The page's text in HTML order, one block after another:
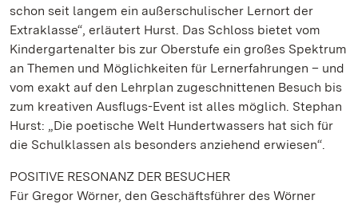
schon seit langem ein außerschulischer Lernort der
Extraklasse“, erläutert Hurst. Das Schloss bietet vom
Kindergartenalter bis zur Oberstufe ein großes Spektrum
an Themen und Möglichkeiten für Lernerfahrungen – und
vom exakt auf den Lehrplan zugeschnittenen Besuch bis
zum kreativen Ausflugs-Event ist alles möglich. Stephan
Hurst: „Die poetische Welt Hundertwassers hat sich für
die Schulklassen als besonders anziehend erwiesen“.
POSITIVE RESONANZ DER BESUCHER
Für Gregor Wörner, den Geschäftsführer des Wörner